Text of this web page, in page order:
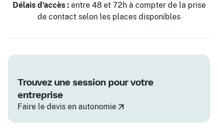
Délais d'accès :entre 48 et 72h à compter de la prise
de contact selon les places disponibles
Trouvez une session pour votre
entreprise
Faire le devis en autonomie